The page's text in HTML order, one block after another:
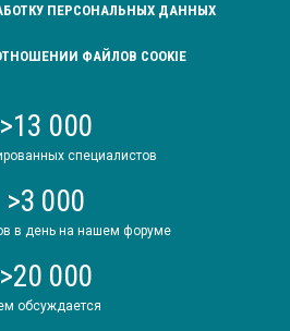
ПЕРСОНАЛЬНЫХ ДАННЫХ
ФАЙЛОВ COOKIE
>13 000
специалистов
>3 000
в день на нашем форуме
>20 000
обсуждается